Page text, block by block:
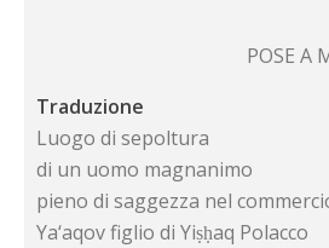
POSE A
Traduzione
Luogo di sepoltura
di un uomo magnanimo
pieno di saggezza nel
Ya‘aqov figlio di Yiṣḥaq Polacco